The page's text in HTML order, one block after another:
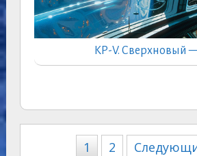
КР-V. Сверхновый
Навигация
1 2